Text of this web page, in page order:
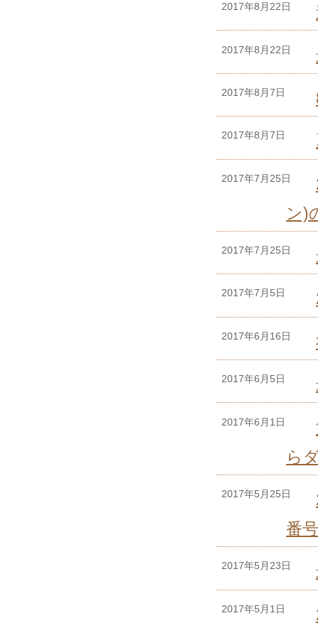
2017年8月22日
2017年8月22日
2017年8月7日
2017年8月7日
2017年7月25日
ン)
2017年7月25日
2017年7月5日
2017年6月16日
2017年6月5日
2017年6月1日
ら
2017年5月25日
番
2017年5月23日
2017年5月1日